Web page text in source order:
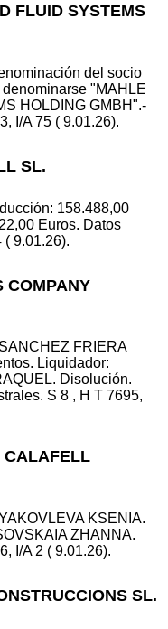
FLUID SYSTEMS
del socio
"MAHLE
HOLDING GMBH".-
I/A 75 ( 9.01.26).
SL.
158.488,00
Euros. Datos
( 9.01.26).
COMPANY
FRIERA
Liquidador:
Disolución.
S 8 , H T 7695,
CALAFELL
KSENIA.
ZHANNA.
I/A 2 ( 9.01.26).
SL.